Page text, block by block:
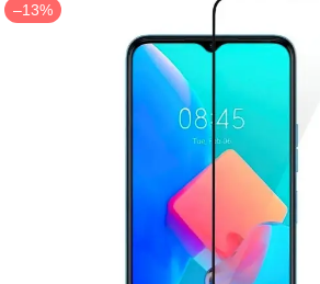
–13%